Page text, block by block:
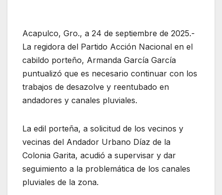
Acapulco, Gro., a 24 de septiembre de 2025.-
La regidora del Partido Acción Nacional en el
cabildo porteño, Armanda García García
puntualizó que es necesario continuar con los
trabajos de desazolve y reentubado en
andadores y canales pluviales.
La edil porteña, a solicitud de los vecinos y
vecinas del Andador Urbano Díaz de la
Colonia Garita, acudió a supervisar y dar
seguimiento a la problemática de los canales
pluviales de la zona.